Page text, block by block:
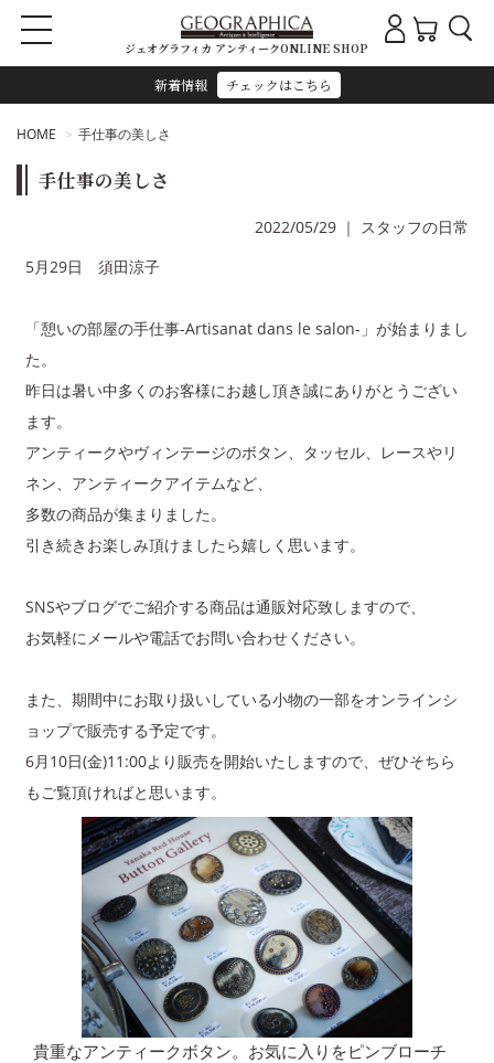
新着情報 チェックはこちら
ジェオグラフィカ アンティークONLINE SHOP
HOME 手仕事の美しさ
手仕事の美しさ
2022/05/29 ｜ スタッフの日常
5月29日 須田涼子
「憩いの部屋の手仕事-Artisanat dans le salon-」が始まりまし
た。
昨日は暑い中多くのお客様にお越し頂き誠にありがとうござい
ます。
アンティークやヴィンテージのボタン、タッセル、レースやリ
ネン、アンティークアイテムなど、
多数の商品が集まりました。
引き続きお楽しみ頂けましたら嬉しく思います。
SNSやブログでご紹介する商品は通販対応致しますので、
お気軽にメールや電話でお問い合わせください。
また、期間中にお取り扱いしている小物の一部をオンラインシ
ョップで販売する予定です。
6月10日(金)11:00より販売を開始いたしますので、ぜひそちら
もご覧頂ければと思います。
貴重なアンティークボタン。お気に入りをピンブローチ